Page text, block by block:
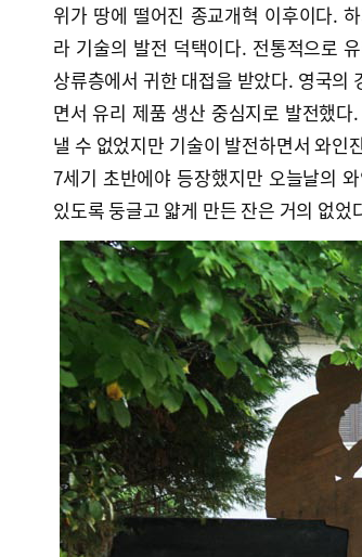
위가 땅에 떨어진 종교개혁 이후이다.
라 기술의 발전 덕택이다. 전통적으로
상류층에서 귀한 대접을 받았다. 영국의
면서 유리 제품 생산 중심지로 발전했
낼 수 없었지만 기술이 발전하면서 와인
7세기 초반에야 등장했지만 오늘날의
있도록 둥글고 얇게 만든 잔은 거의 없었